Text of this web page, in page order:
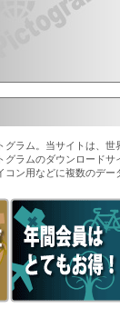
ラム。当サイトは、
ラムのダウンロード
ン用などに複数のデ